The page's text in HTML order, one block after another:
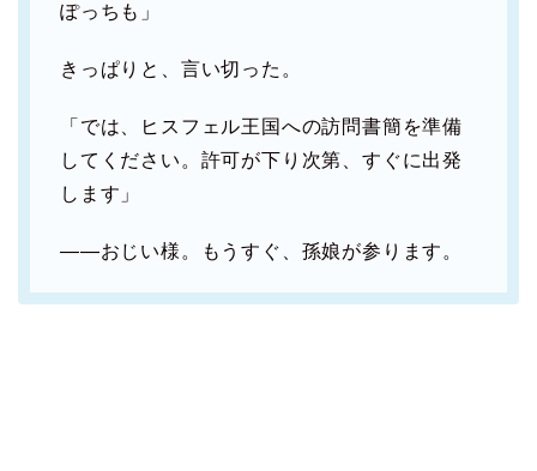
ぽっちも」
きっぱりと、言い切った。
「では、ヒスフェル王国への訪問書簡を準備
してください。許可が下り次第、すぐに出発
します」
――おじい様。もうすぐ、孫娘が参ります。